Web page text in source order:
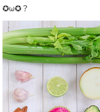
✪ω✪？